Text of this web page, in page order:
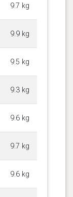
9.7 kg
9.9 kg
9.5 kg
9.3 kg
9.6 kg
9.7 kg
9.6 kg